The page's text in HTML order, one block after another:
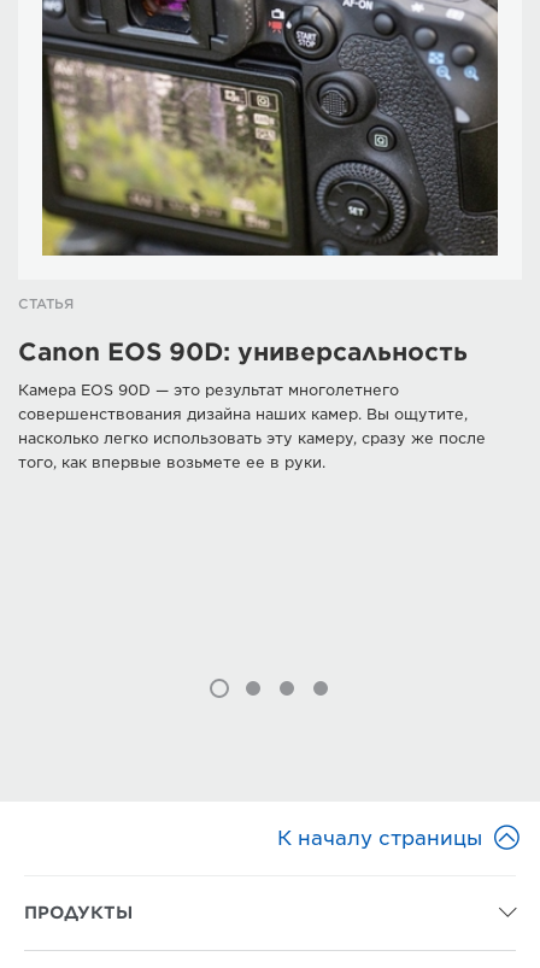
СТАТЬЯ
Canon EOS 90D: универсальность
Камера EOS 90D — это результат многолетнего
совершенствования дизайна наших камер. Вы ощутите,
насколько легко использовать эту камеру, сразу же после
того, как впервые возьмете ее в руки.
К началу страницы 
ПРОДУКТЫ 